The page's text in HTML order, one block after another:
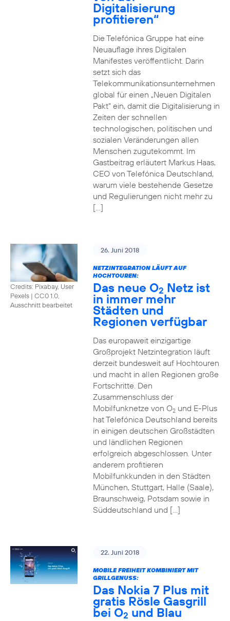
Digitalisierung
profitieren“
Die Telefónica Gruppe hat eine
Neuauflage ihres Digitalen
Manifestes veröffentlicht. Darin
setzt sich das
Telekommunikationsunternehmen
global für einen „Neuen Digitalen
Pakt“ ein, damit die Digitalisierung in
Zeiten der schnellen
technologischen, politischen und
sozialen Veränderungen allen
Menschen zugutekommt. Im
Gastbeitrag erläutert Markus Haas,
CEO von Telefónica Deutschland,
warum viele bestehende Gesetze
und Regulierungen nicht mehr zu
[…]
Credits: Pixabay, User
Pexels | CC0 1.0,
Ausschnitt bearbeitet
26. Juni 2018
NETZINTEGRATION LÄUFT AUF
HOCHTOUREN:
Das neue O2 Netz ist
in immer mehr
Städten und
Regionen verfügbar
Das europaweit einzigartige
Großprojekt Netzintegration läuft
derzeit bundesweit auf Hochtouren
und macht in allen Regionen große
Fortschritte. Den
Zusammenschluss der
Mobilfunknetze von O2und E-Plus
hat Telefónica Deutschland bereits
in einigen deutschen Großstädten
und ländlichen Regionen
erfolgreich abgeschlossen. Unter
anderem profitieren
Mobilfunkkunden in den Städten
München, Stuttgart, Halle (Saale),
Braunschweig, Potsdam sowie in
Süddeutschland und […]
22. Juni 2018
MOBILE FREIHEIT KOMBINIERT MIT
GRILLGENUSS:
Das Nokia 7 Plus mit
gratis Rösle Gasgrill
bei O2 und Blau